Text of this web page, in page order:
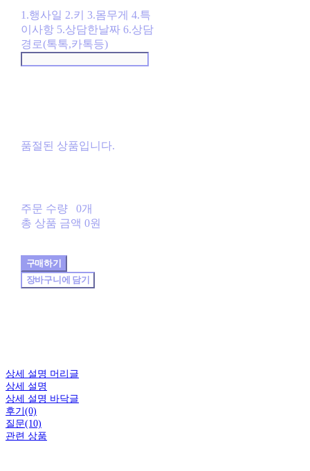
1.행사일 2.키 3.몸무게 4.특
이사항 5.상담한날짜 6.상담
경로(톡톡,카톡등)
품절된 상품입니다.
주문 수량
0개
총 상품 금액 0원
구매하기
장바구니에 담기
상세 설명 머리글
상세 설명
상세 설명 바닥글
후기(0)
질문(10)
관련 상품